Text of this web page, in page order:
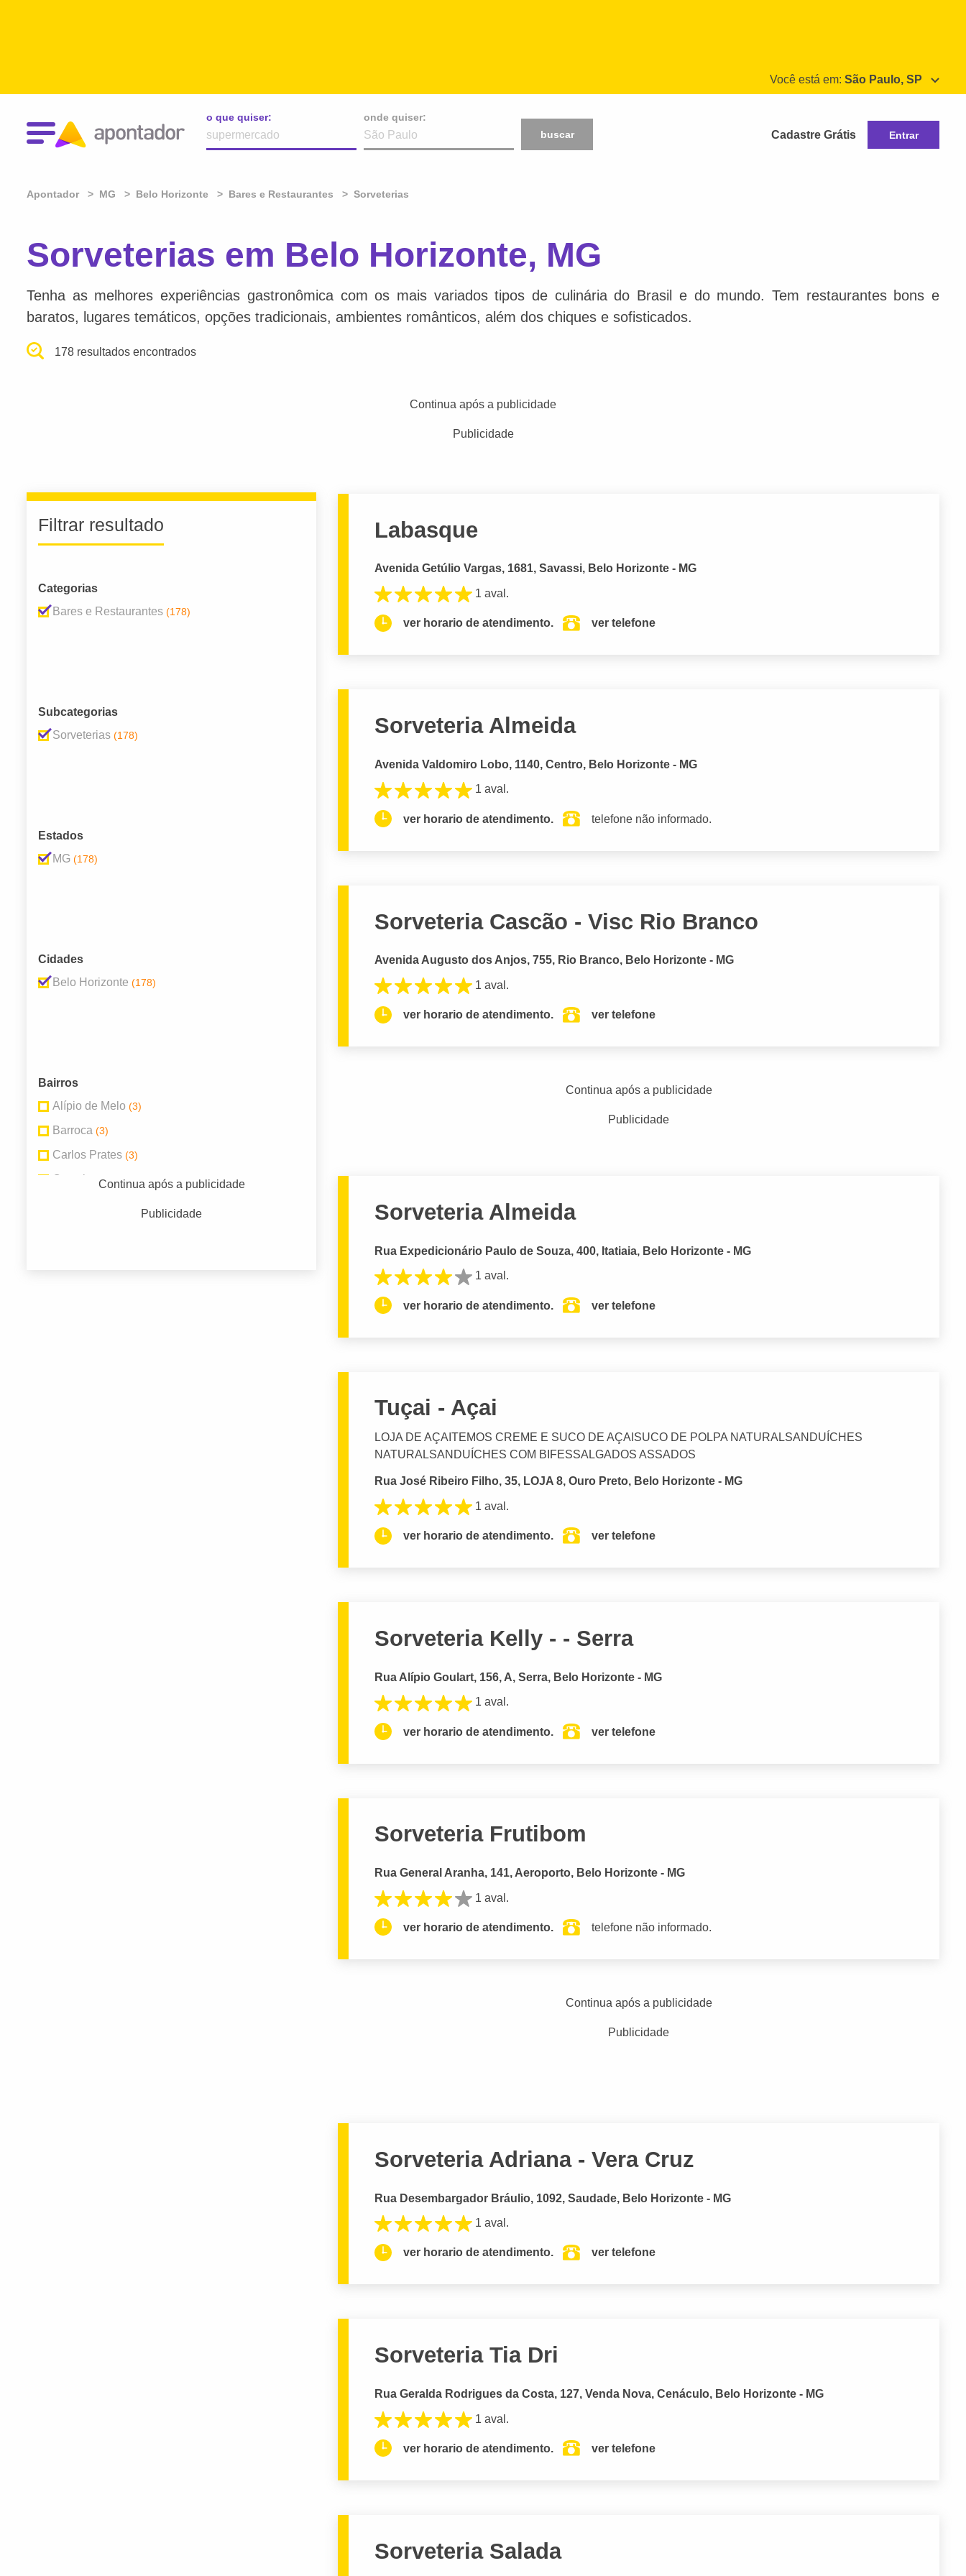
Você está em: São Paulo, SP
o que quiser:
onde quiser:
buscar
Cadastre Grátis Entrar
Apontador MG Belo Horizonte Bares e Restaurantes Sorveterias
Sorveterias em Belo Horizonte, MG
Tenha as melhores experiências gastronômica com os mais variados tipos de culinária do Brasil e do mundo. Tem restaurantes bons e
baratos, lugares temáticos, opções tradicionais, ambientes românticos, além dos chiques e sofisticados.
178 resultados encontrados
Continua após a publicidade
Publicidade
Filtrar resultado
Categorias
Bares e Restaurantes (178)
Subcategorias
Sorveterias (178)
Estados
MG (178)
Cidades
Belo Horizonte (178)
Bairros
Alípio de Melo (3)
Barroca (3)
Carlos Prates (3)
Castelo (3)
Continua após a publicidade
Publicidade
Labasque
Avenida Getúlio Vargas, 1681, Savassi, Belo Horizonte - MG
1 aval.
ver horario de atendimento. ver telefone
Sorveteria Almeida
Avenida Valdomiro Lobo, 1140, Centro, Belo Horizonte - MG
1 aval.
ver horario de atendimento. telefone não informado.
Sorveteria Cascão - Visc Rio Branco
Avenida Augusto dos Anjos, 755, Rio Branco, Belo Horizonte - MG
1 aval.
ver horario de atendimento. ver telefone
Continua após a publicidade
Publicidade
Sorveteria Almeida
Rua Expedicionário Paulo de Souza, 400, Itatiaia, Belo Horizonte - MG
1 aval.
ver horario de atendimento. ver telefone
Tuçai - Açai
LOJA DE AÇAITEMOS CREME E SUCO DE AÇAISUCO DE POLPA NATURALSANDUÍCHES
NATURALSANDUÍCHES COM BIFESSALGADOS ASSADOS
Rua José Ribeiro Filho, 35, LOJA 8, Ouro Preto, Belo Horizonte - MG
1 aval.
ver horario de atendimento. ver telefone
Sorveteria Kelly - - Serra
Rua Alípio Goulart, 156, A, Serra, Belo Horizonte - MG
1 aval.
ver horario de atendimento. ver telefone
Sorveteria Frutibom
Rua General Aranha, 141, Aeroporto, Belo Horizonte - MG
1 aval.
ver horario de atendimento. telefone não informado.
Continua após a publicidade
Publicidade
Sorveteria Adriana - Vera Cruz
Rua Desembargador Bráulio, 1092, Saudade, Belo Horizonte - MG
1 aval.
ver horario de atendimento. ver telefone
Sorveteria Tia Dri
Rua Geralda Rodrigues da Costa, 127, Venda Nova, Cenáculo, Belo Horizonte - MG
1 aval.
ver horario de atendimento. ver telefone
Sorveteria Salada